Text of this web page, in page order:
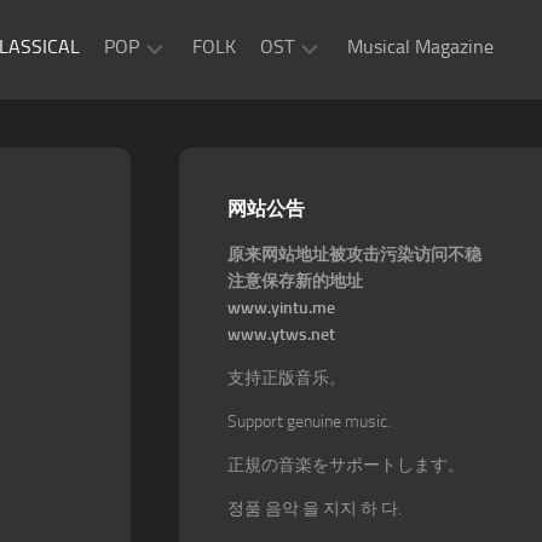
POP FOLK OST
OST
Musical Magazine
网站公告
原来网站地址被攻击污染访问不稳
注意保存新的地址
www.yintu.me
www.ytws.net
支持正版音乐。
Support genuine music.
正規の音楽をサポートします。
정품 음악 을 지지 하 다.